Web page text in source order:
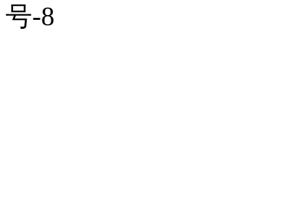
号-8